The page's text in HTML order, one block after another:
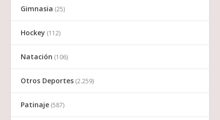
Gimnasia (25)
Hockey (112)
Natación (106)
Otros Deportes (2.259)
Patinaje (587)